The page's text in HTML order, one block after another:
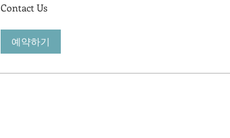
Us
Contact Us
예약하기